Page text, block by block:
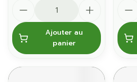
Ajouter au
panier